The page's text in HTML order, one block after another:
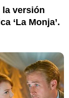
la versión
‘La Monja’.